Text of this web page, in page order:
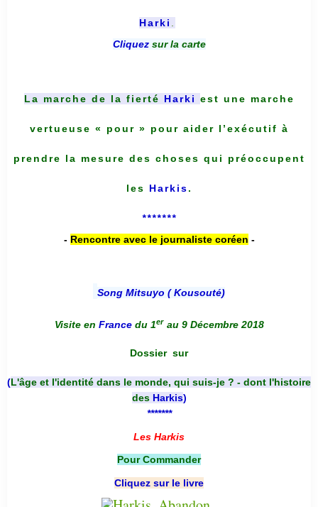
Harki
Cliquez sur la carte
La marche de la fierté Harki est une marche
vertueuse « pour » pour aider l’exécutif à
prendre la mesure des choses qui préoccupent
les Harkis.
*******
- Rencontre avec le journaliste coréen -
Song Mitsuyo ( Kousouté)
Visite en France du 1er au 9 Décembre 2018
Dossier sur
(L'âge et l'identité dans le monde, qui suis-je ? - dont l'histoire
des Harkis)
*******
Les Harkis
Pour Commander
Cliquez sur le livre